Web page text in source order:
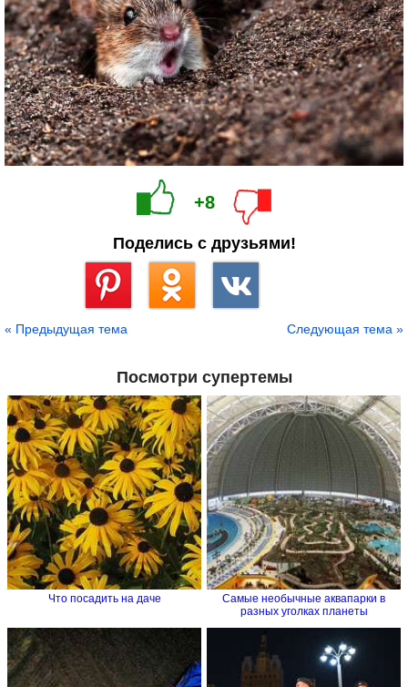
+8
Поделись с друзьями!
« Предыдущая тема Следующая тема »
Посмотри супертемы
Что посадить на даче
Самые необычные аквапарки в
разных уголках планеты